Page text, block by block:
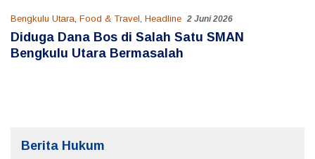
Bengkulu Utara, Food & Travel, Headline 2 Juni 2026
Diduga Dana Bos di Salah Satu SMAN
Bengkulu Utara Bermasalah
Berita Hukum